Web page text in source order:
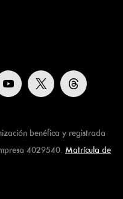
benéfica y registrada
4029540. Matrícula de